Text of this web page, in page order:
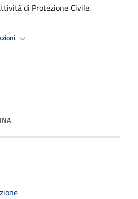
di Protezione Civile.